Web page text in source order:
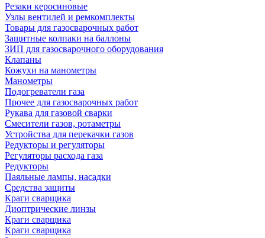
Резаки керосиновые
Узлы вентилей и ремкомплекты
Товары для газосварочных работ
Защитные колпаки на баллоны
ЗИП для газосварочного оборудования
Клапаны
Кожухи на манометры
Манометры
Подогреватели газа
Прочее для газосварочных работ
Рукава для газовой сварки
Смесители газов, ротаметры
Устройства для перекачки газов
Редукторы и регуляторы
Регуляторы расхода газа
Редукторы
Паяльные лампы, насадки
Средства защиты
Краги сварщика
Диоптрические линзы
Краги сварщика
Краги сварщика